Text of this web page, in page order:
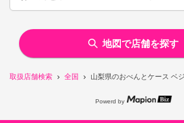
取扱店舗検索 全国 山梨県のおべんとケース ベ
地図で店舗を探す
Powerd by